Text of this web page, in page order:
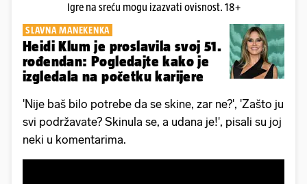
Igre na sreću mogu izazvati ovisnost. 18+
SLAVNA MANEKENKA
Heidi Klum je proslavila svoj 51.
rođendan: Pogledajte kako je
izgledala na početku karijere
'Nije baš bilo potrebe da se skine, zar ne?', 'Zašto ju
svi podržavate? Skinula se, a udana je!', pisali su joj
neki u komentarima.